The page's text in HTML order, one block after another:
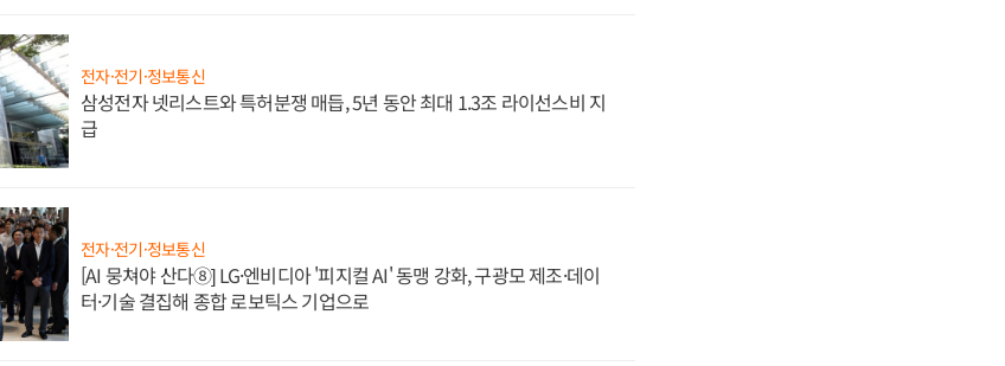
전자·전기·정보통신
삼성전자 넷리스트와 특허분쟁 매듭, 5년 동안 최대 1.3조 라이선스비 지
급
전자·전기·정보통신
[AI 뭉쳐야 산다⑧] LG·엔비디아 '피지컬 AI' 동맹 강화, 구광모 제조·데이
터·기술 결집해 종합 로보틱스 기업으로